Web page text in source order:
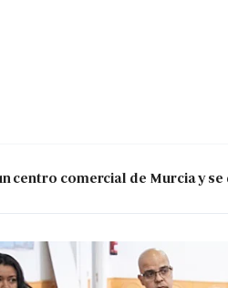
centro comercial de Murcia y se